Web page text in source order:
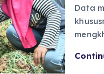
Data